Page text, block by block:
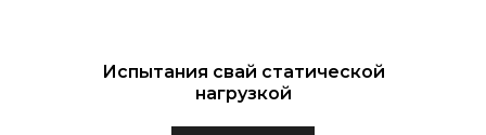
Испытания свай статической
нагрузкой